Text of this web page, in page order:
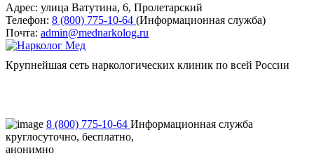
Адрес: улица Ватутина, 6, Пролетарский
Телефон: 8 (800) 775-10-64 (Информационная служба)
Почта: admin@mednarkolog.ru
Крупнейшая сеть наркологических клиник по всей России
8 (800) 775-10-64 Информационная служба
круглосуточно, бесплатно,
анонимно